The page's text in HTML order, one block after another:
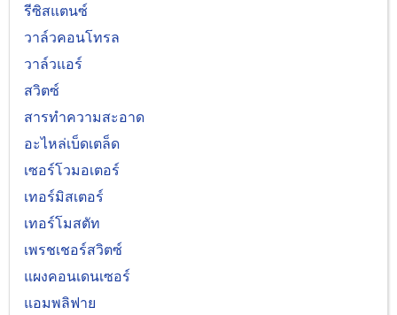
รีซิสแตนซ์
วาล์วคอนโทรล
วาล์วแอร์
สวิตซ์
สารทำความสะอาด
อะไหล่เบ็ดเตล็ด
เซอร์โวมอเตอร์
เทอร์มิสเตอร์
เทอร์โมสตัท
เพรชเชอร์สวิตซ์
แผงคอนเดนเซอร์
แอมพลิฟาย